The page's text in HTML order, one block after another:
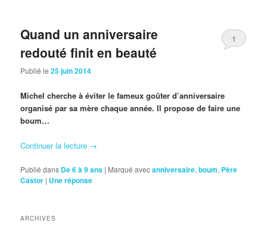
Quand un anniversaire
redouté finit en beauté
Publié le25 juin 2014
1
Michel cherche à éviter le fameux goûter d’anniversaire
organisé par sa mère chaque année. Il propose de faire une
boum…
Continuer la lecture →
Publié dans De 6 à 9 ans | Marqué avecanniversaire,boum, Père
Castor | Uneréponse
ARCHIVES